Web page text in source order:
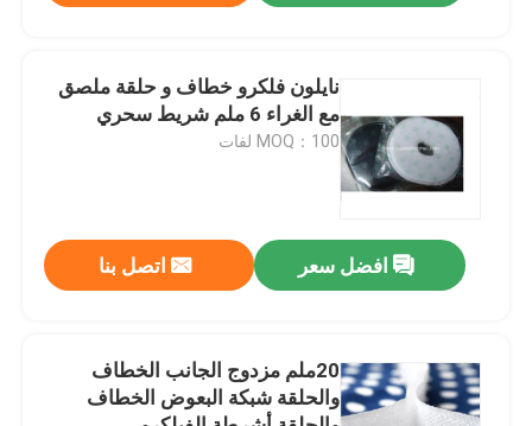
طلب اقتباس
Russian website
الستار المغناطيسي للباب
شبكة ظلال PE
نايلون فلكرو خطاف و حلقة ملصق
مع الغراء 6 ملم شريط سحري
MOQ：100 لفات
افضل سعر اتصل بنا
20ملم مزدوج الجانب الخطاف
والحلقة شبكة البعوض الخطاف